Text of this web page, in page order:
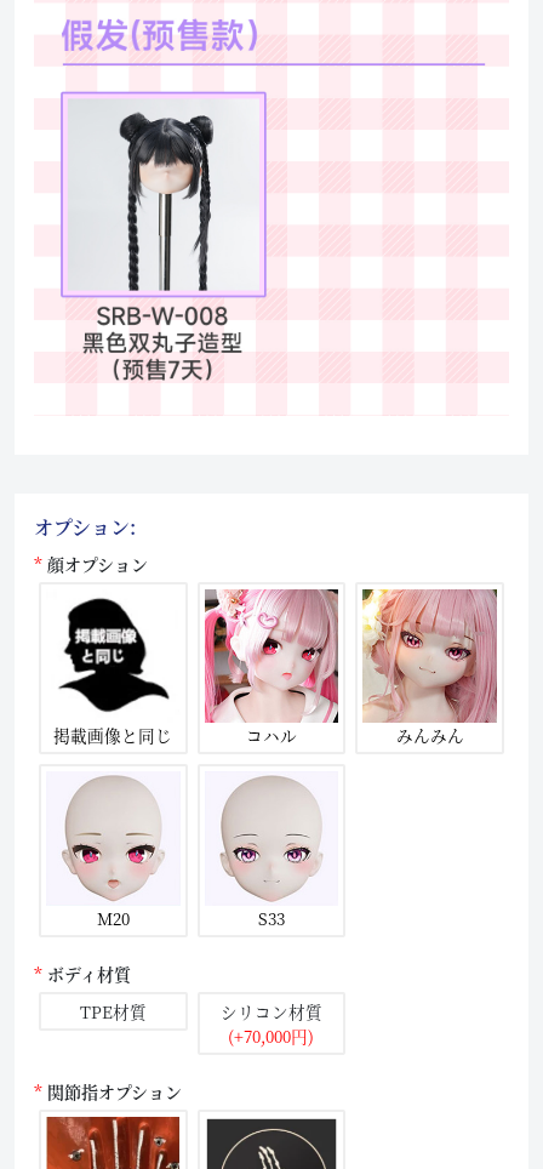
オプション:
顔オプション
掲載画像と同じ コハル みんみん
M20 S33
ボディ材質
TPE材質
シリコン材質
(+70,000円)
関節指オプション